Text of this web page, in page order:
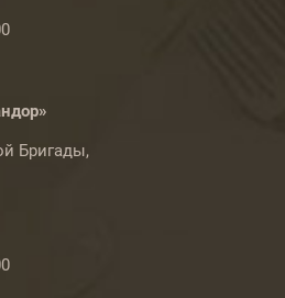
Бригады,